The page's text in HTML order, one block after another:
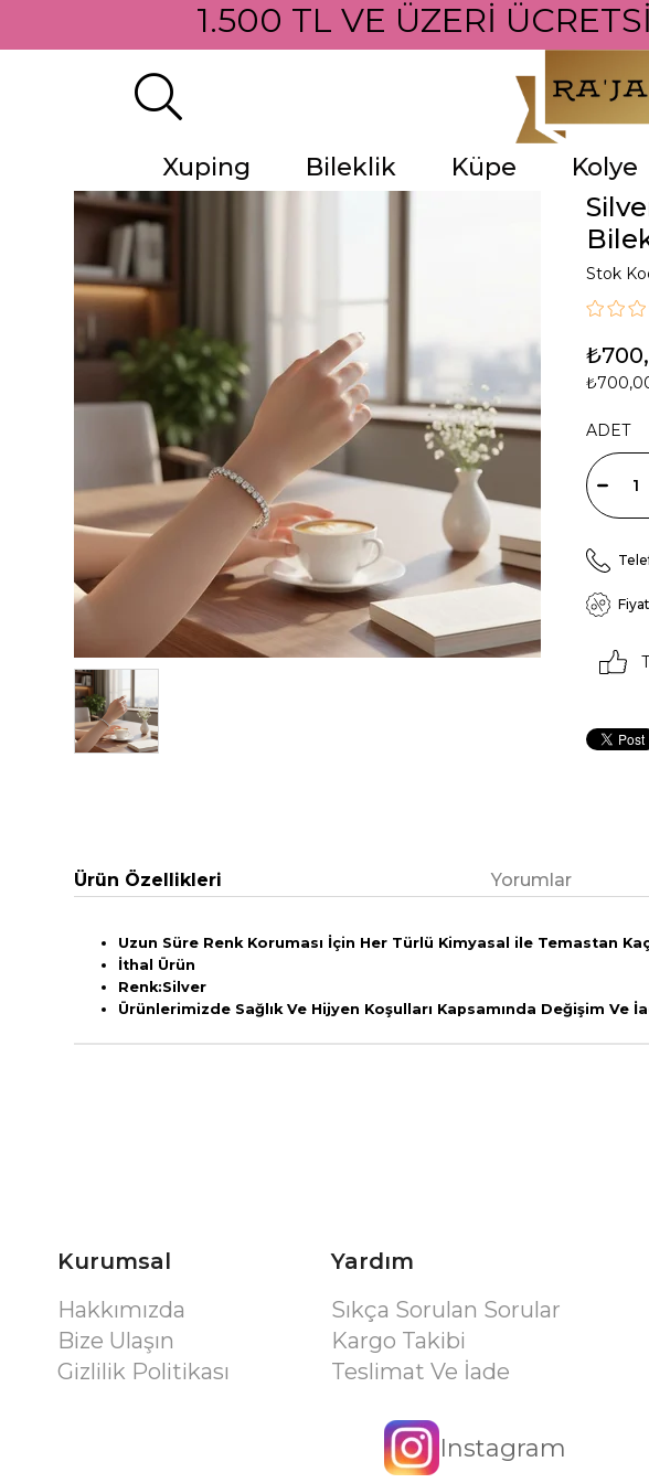
1.500 TL VE ÜZERİ
Xuping Bileklik Küpe Kolye
Stok
ADET
Ürün Özellikleri Yorumlar
Uzun Süre Renk Koruması İçin Her Türlü Kimyasal ile Temastan
İthal Ürün
Renk:Silver
Ürünlerimizde Sağlık Ve Hijyen Koşulları Kapsamında Değişim Ve
Kurumsal
Hakkımızda
Bize Ulaşın
Gizlilik Politikası
Yardım
Sıkça Sorulan Sorular
Kargo Takibi
Teslimat Ve İade
Instagram